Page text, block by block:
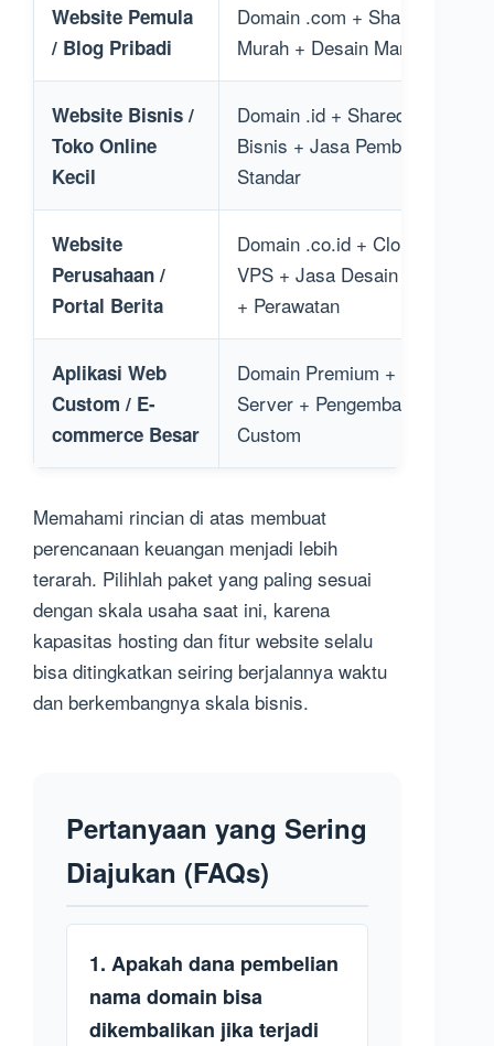
Website Pemula
/ Blog Pribadi
Domain .com + Shared Hosting
Murah + Desain Mandiri
Website Bisnis /
Toko Online
Kecil
Domain .id + Shared Hosting
Bisnis + Jasa Pembuatan
Standar
Website
Perusahaan /
Portal Berita
Domain .co.id + Cloud Hosting
VPS + Jasa Desain
+ Perawatan
Aplikasi Web
Custom / E-
commerce Besar
Domain Premium + Dedicated
Server + Pengembangan
Custom
Memahami rincian di atas membuat
perencanaan keuangan menjadi lebih
terarah. Pilihlah paket yang paling sesuai
dengan skala usaha saat ini, karena
kapasitas hosting dan fitur website selalu
bisa ditingkatkan seiring berjalannya waktu
dan berkembangnya skala bisnis.
Pertanyaan yang Sering
Diajukan (FAQs)
1. Apakah dana pembelian
nama domain bisa
dikembalikan jika terjadi